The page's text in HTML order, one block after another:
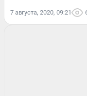
7 августа, 2020, 09:21